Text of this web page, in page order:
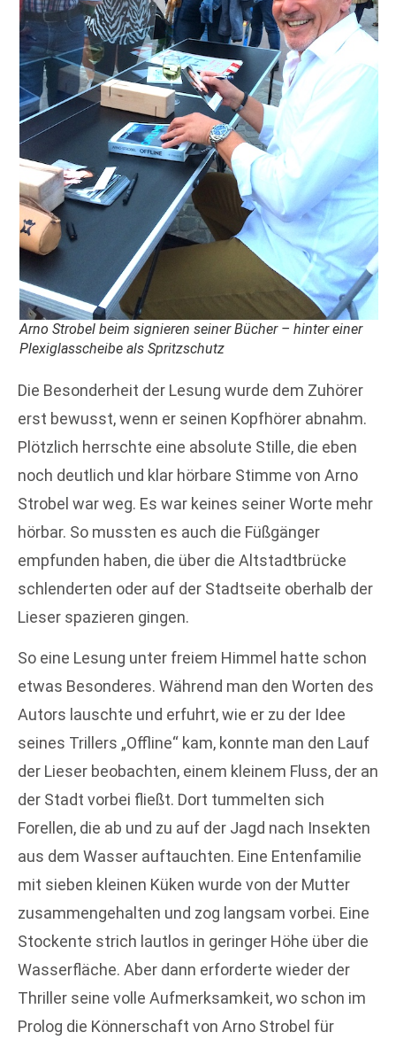
Arno Strobel beim signieren seiner Bücher – hinter einer
Plexiglasscheibe als Spritzschutz
Die Besonderheit der Lesung wurde dem Zuhörer
erst bewusst, wenn er seinen Kopfhörer abnahm.
Plötzlich herrschte eine absolute Stille, die eben
noch deutlich und klar hörbare Stimme von Arno
Strobel war weg. Es war keines seiner Worte mehr
hörbar. So mussten es auch die Füßgänger
empfunden haben, die über die Altstadtbrücke
schlenderten oder auf der Stadtseite oberhalb der
Lieser spazieren gingen.
So eine Lesung unter freiem Himmel hatte schon
etwas Besonderes. Während man den Worten des
Autors lauschte und erfuhrt, wie er zu der Idee
seines Trillers „Offline“ kam, konnte man den Lauf
der Lieser beobachten, einem kleinem Fluss, der an
der Stadt vorbei fließt. Dort tummelten sich
Forellen, die ab und zu auf der Jagd nach Insekten
aus dem Wasser auftauchten. Eine Entenfamilie
mit sieben kleinen Küken wurde von der Mutter
zusammengehalten und zog langsam vorbei. Eine
Stockente strich lautlos in geringer Höhe über die
Wasserfläche. Aber dann erforderte wieder der
Thriller seine volle Aufmerksamkeit, wo schon im
Prolog die Könnerschaft von Arno Strobel für